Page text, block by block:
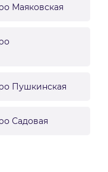
Маяковская
Пушкинская
Садовая